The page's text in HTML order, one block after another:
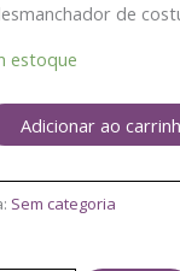
de
estoque
Adicionar ao
Sem categoria